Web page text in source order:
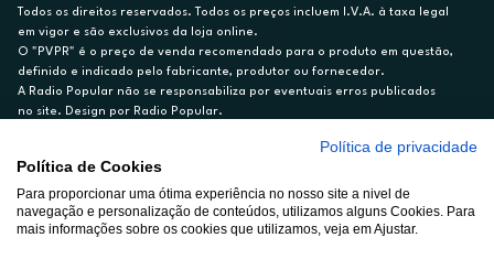
Todos os direitos reservados. Todos os preços incluem I.V.A. à taxa legal
em vigor e são exclusivos da loja online.
O "PVPR" é o preço de venda recomendado para o produto em questão,
definido e indicado pelo fabricante, produtor ou fornecedor.
A Radio Popular não se responsabiliza por eventuais erros publicados
no site. Design por Radio Popular.
Ex. para limite de crédito de €1.500, reembolsado em 12 meses, TAN
14,79%.
Crédito sujeito a aprovação pelo Cetelem, marca BNP Paribas Personal
Finance, S.A., Sucursal em Portugal. Informe-se no 21 721 90 00 (dias
Política de privacidade
Política de Cookies
Para proporcionar uma ótima experiência no nosso site a nivel de
navegação e personalização de conteúdos, utilizamos alguns Cookies. Para
mais informações sobre os cookies que utilizamos, veja em Ajustar.